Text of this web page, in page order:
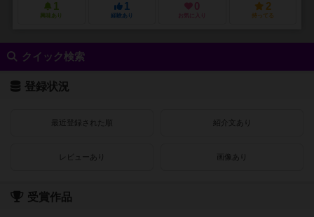
1
興味あり
1
経験あり
0
お気に入り
2
持ってる
クイック検索
登録状況
最近登録された順 紹介文あり
レビューあり 画像あり
受賞作品